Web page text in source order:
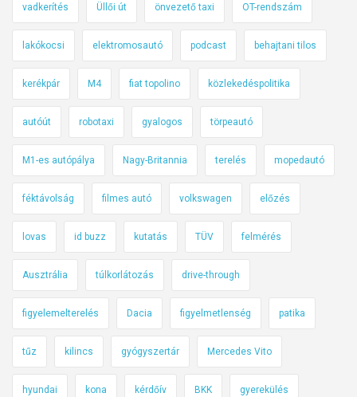
vadkerítés Üllői út önvezető taxi OT-rendszám
lakókocsi elektromosautó podcast behajtani tilos
kerékpár M4 fiat topolino közlekedéspolitika
autóút robotaxi gyalogos törpeautó
M1-es autópálya Nagy-Britannia terelés mopedautó
féktávolság filmes autó volkswagen előzés
lovas id buzz kutatás TÜV felmérés
Ausztrália túlkorlátozás drive-through
figyelemelterelés Dacia figyelmetlenség patika
tűz kilincs gyógyszertár Mercedes Vito
hyundai kona kérdőív BKK gyerekülés